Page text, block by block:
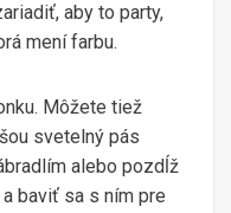
aby to party,
mení farbu.
Môžete tiež
svetelný pás
alebo pozdĺž
baviť sa s ním pre